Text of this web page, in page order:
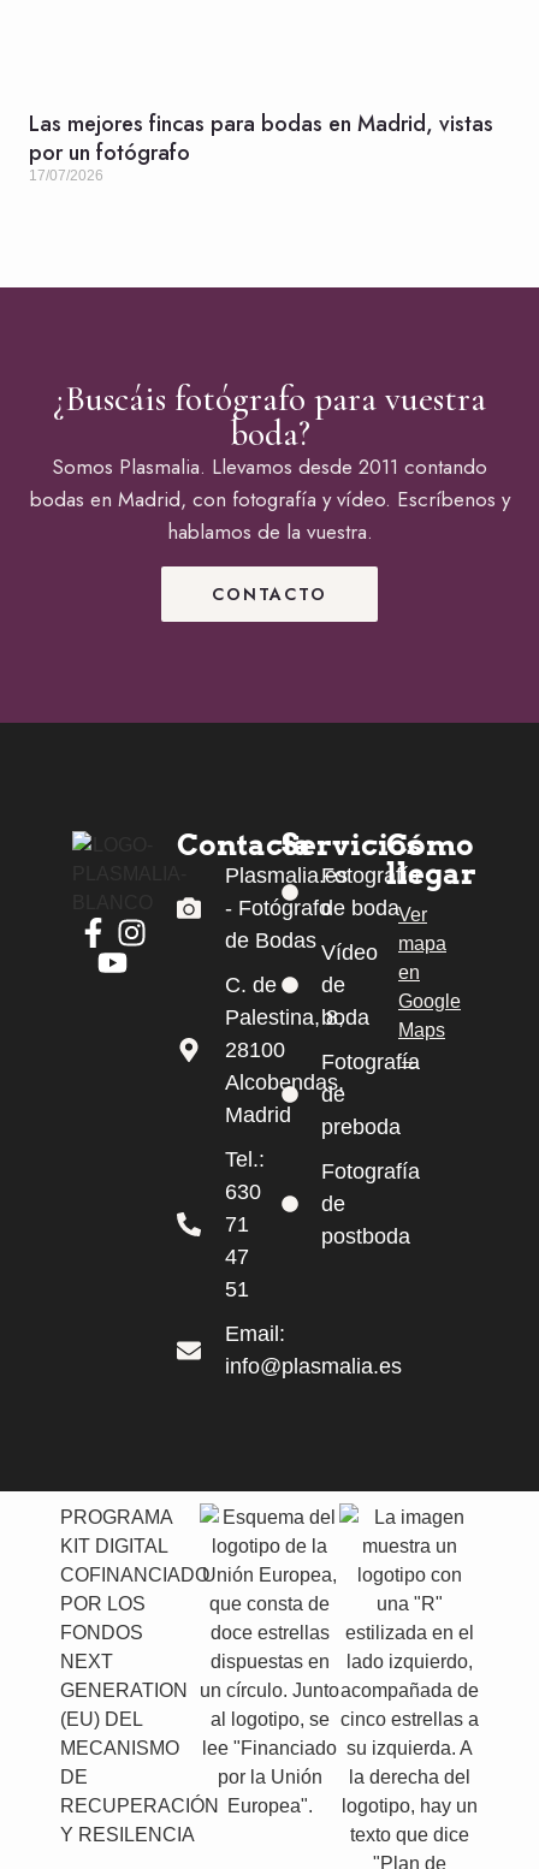
Las mejores fincas para bodas en Madrid, vistas
por un fotógrafo
17/07/2026
¿Buscáis fotógrafo para vuestra
boda?
Somos Plasmalia. Llevamos desde 2011 contando
bodas en Madrid, con fotografía y vídeo. Escríbenos y
hablamos de la vuestra.
CONTACTO
Facebook de Plasmalia
Instagram de Plasmalia
YouTube de Plasmalia
Contacta
Plasmalia.es
- Fotógrafo
de Bodas
C. de
Palestina, 8,
28100
Alcobendas,
Madrid
Tel.:
630
71
47
51
Email:
info@plasmalia.es
Servicios
Fotografía
de boda
Vídeo
de
boda
Fotografía
de
preboda
Fotografía
de
postboda
Cómo
llegar
Ver
mapa
en
Google
Maps
→
PROGRAMA
KIT DIGITAL
COFINANCIADO
POR LOS
FONDOS
NEXT
GENERATION
(EU) DEL
MECANISMO
DE
RECUPERACIÓN
Y RESILENCIA